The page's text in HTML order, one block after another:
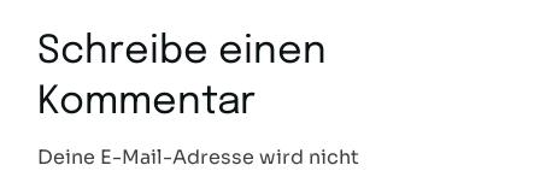
Schreibe einen
Kommentar
Deine E-Mail-Adresse wird nicht